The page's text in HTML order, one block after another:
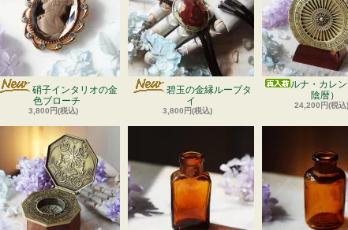
硝子インタリオの金
色ブローチ
3,800円(税込)
碧玉の金縁ループタ
イ
3,800円(税込)
ルナ・カレ
陰暦）
24,200円(税込)